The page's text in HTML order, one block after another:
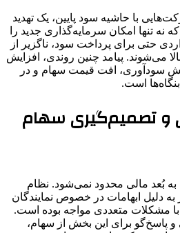
با حاشیه سود پایین، یک تهدید
تنها امکان سرمایه‌گذاری جدید را
حتی برای پرداخت سود، ناگزیر از
می‌شوند. پیامد چنین روندی، افزایش
سودآوری، افت قیمت سهام و در
است.
و تصمیم‌گیری سهام
بُعد مالی محدود نمی‌شود. نظام
دلیل ابهامات در خصوص نمایندگان
مشکلات متعددی مواجه بوده است.
پاسخ‌گو برای این بخش از سهام،